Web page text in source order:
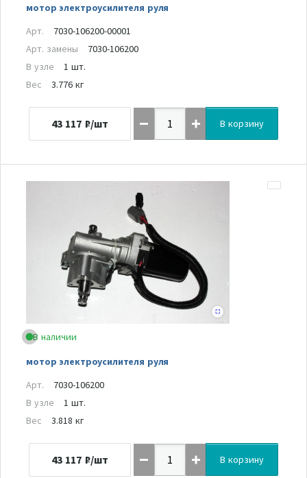
мотор электроусилителя руля
Арт.
7030-106200-00001
Арт. замены
7030-106200
В узле
1 шт.
Вес
3.776 кг
43 117 ₽/шт В корзину
В наличии
мотор электроусилителя руля
Арт.
7030-106200
В узле
1 шт.
Вес
3.818 кг
43 117 ₽/шт В корзину